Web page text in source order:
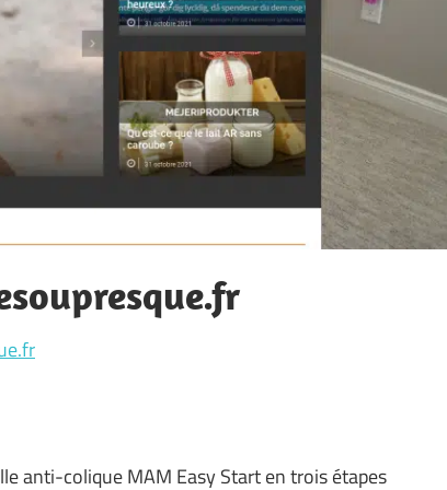
anti-colique MAM Easy Start en trois étapes